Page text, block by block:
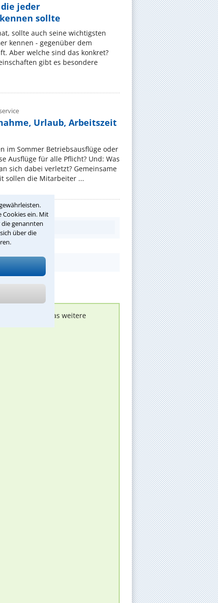
Cookies ein. Mit
genannten
über die
jeder
sollte
sollte auch seine wichtigsten
kennen - gegenüber dem
Aber welche sind das konkret?
gibt es besondere
Urlaub, Arbeitszeit
im Sommer Betriebsausflüge oder
Ausflüge für alle Pflicht? Und: Was
sich dabei verletzt? Gemeinsame
sollen die Mitarbeiter ...
melden, um das weitere